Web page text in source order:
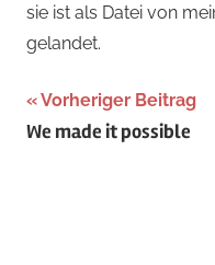
sie ist als Datei von
gelandet.
Vorheriger Beitrag
We made it possible